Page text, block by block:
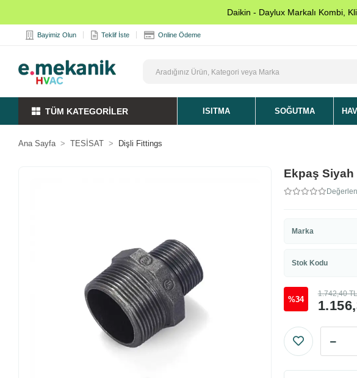
Daikin - Daylux Markalı Kombi,
Bayimiz Olun Teklif İste Online Ödeme
TÜM KATEGORİLER ISITMA SOĞUTMA
Ana Sayfa TESİSAT Dişli Fittings
Ekpaş
Marka
Stok Kodu
%34
1.742,40 TL